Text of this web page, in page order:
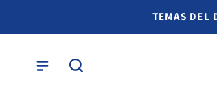
TEMAS DEL